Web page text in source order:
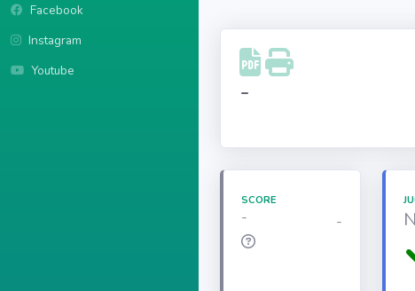
Facebook
Instagram
Youtube
-
SCORE
- -